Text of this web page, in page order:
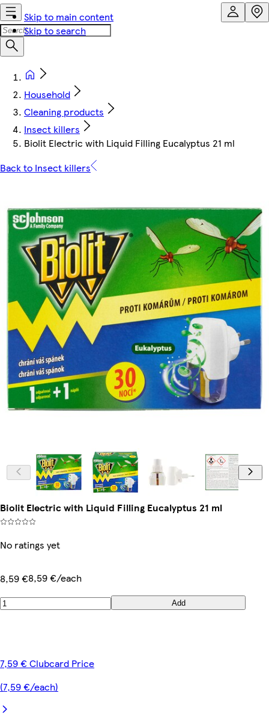
Skip to main content
Skip to search
Household
Cleaning products
Insect killers
Biolit Electric with Liquid Filling Eucalyptus 21 ml
Back to Insect killers
Biolit Electric with Liquid Filling Eucalyptus 21 ml
No ratings yet
8,59 €8,59 €/each
Add
7,59 € Clubcard Price
(7,59 €/each)